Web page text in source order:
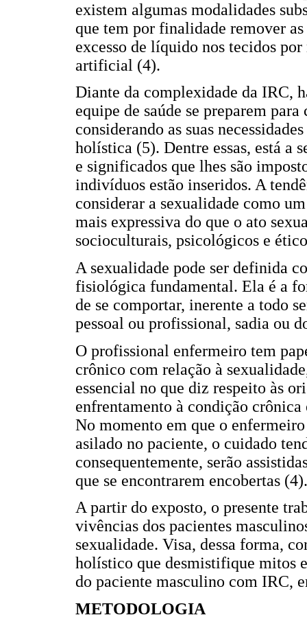
existem algumas modalidades
que tem por finalidade remover as
excesso de líquido nos tecidos
artificial (4).
Diante da complexidade da IRC,
equipe de saúde se preparem
considerando as suas
holística (5). Dentre essas, está a
e significados que lhes são
indivíduos estão inseridos. A
considerar a sexualidade como
mais expressiva do que o ato
socioculturais, psicológicos e
A sexualidade pode ser definida
fisiológica fundamental. Ela é a
de se comportar, inerente a todo
pessoal ou profissional, sadia ou
O profissional enfermeiro tem
crônico com relação à
essencial no que diz respeito às
enfrentamento à condição crônica
No momento em que o
asilado no paciente, o cuidado
consequentemente, serão
que se encontrarem encobertas (4).
A partir do exposto, o presente
vivências dos pacientes
sexualidade. Visa, dessa forma,
holístico que desmistifique mitos
do paciente masculino com IRC,
METODOLOGIA